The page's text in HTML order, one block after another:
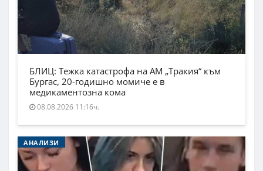
БЛИЦ: Тежка катастрофа на АМ „Тракия“ към
Бургас, 20-годишно момиче е в
медикаментозна кома
08.08.2026 11:16ч.
АНАЛИЗИ